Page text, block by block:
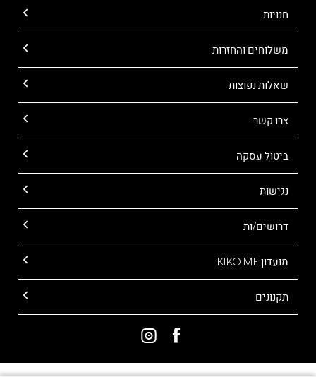
חנויות
משלוחים והחזרות
שאלות נפוצות
צרו קשר
ביטול עסקה
נגישות
דרושים/ות
מועדון KIKO ME
תקנונים